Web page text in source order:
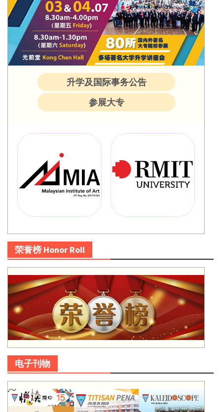
升学及国际事务公告
参展大专
荣誉榜 Honor Roll
电子刊物